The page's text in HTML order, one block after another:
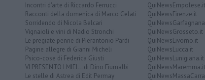
Incontri d'arte di Riccardo Ferrucci
Racconti della domenica di Marco Celati
Sorridendo di Nicola Belcari
Vignaioli e vini di Nadio Stronchi
Le pregiate penne di Pierantonio Pardi
Pagine allegre di Gianni Micheli
Psico-cose di Federica Giusti
VI PRESENTO I MIEI... di Dino Fiumalbi
Le stelle di Astrea di Edit Permay
QuiNewsEmpolese.it
QuiNewsFirenze.it
QuiNewsGrosseto.it
QuiNewsLivorno.it
QuiNewsLucca.it
QuiNewsLunigiana.it
QuiNewsMaremma.it